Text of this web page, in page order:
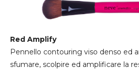
Red Amplify
Pennello contouring viso denso ed
sfumare, scolpire ed amplificare la